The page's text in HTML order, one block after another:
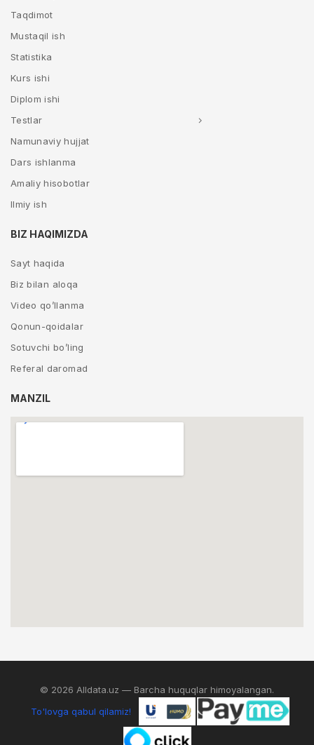
Taqdimot
Mustaqil ish
Statistika
Kurs ishi
Diplom ishi
Testlar
Namunaviy hujjat
Dars ishlanma
Amaliy hisobotlar
Ilmiy ish
BIZ HAQIMIZDA
Sayt haqida
Biz bilan aloqa
Video qo’llanma
Qonun-qoidalar
Sotuvchi bo’ling
Referal daromad
MANZIL
© 2026 Alldata.uz — Barcha huquqlar himoyalangan.
To'lovga qabul qilamiz!